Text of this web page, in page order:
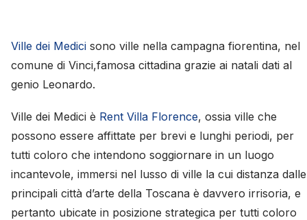
Ville dei Medici sono ville nella campagna fiorentina, nel
comune di Vinci,famosa cittadina grazie ai natali dati al
genio Leonardo.
Ville dei Medici è Rent Villa Florence, ossia ville che
possono essere affittate per brevi e lunghi periodi, per
tutti coloro che intendono soggiornare in un luogo
incantevole, immersi nel lusso di ville la cui distanza dalle
principali città d’arte della Toscana è davvero irrisoria, e
pertanto ubicate in posizione strategica per tutti coloro